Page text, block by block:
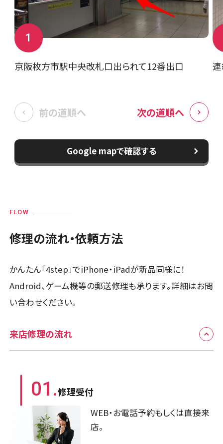
1
京阪枚方市駅中央改札口出られて12番出口
Google mapで確認する
FLOW
修理の流れ・依頼方法
かんたん「4step」でiPhone・iPadが新品同様に！
Android、ゲーム機等の郵送修理も承ります。詳細はお問
い合わせください。
来店修理の流れ
01.修理受付
WEB・お電話予約もしくは直接来
店。